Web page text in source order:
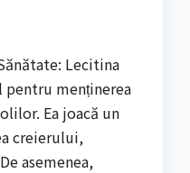
Lecitina
menținerea
Ea joacă un
creierului,
asemenea,